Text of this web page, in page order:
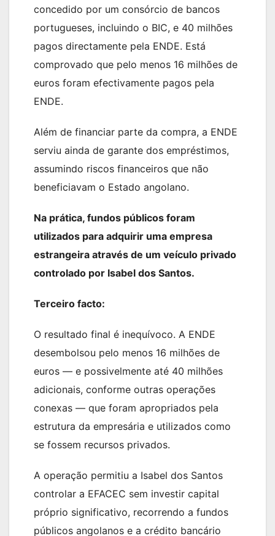
concedido por um consórcio de bancos
portugueses, incluindo o BIC, e 40 milhões
pagos directamente pela ENDE. Está
comprovado que pelo menos 16 milhões de
euros foram efectivamente pagos pela
ENDE.
Além de financiar parte da compra, a ENDE
serviu ainda de garante dos empréstimos,
assumindo riscos financeiros que não
beneficiavam o Estado angolano.
Na prática, fundos públicos foram
utilizados para adquirir uma empresa
estrangeira através de um veículo privado
controlado por Isabel dos Santos.
Terceiro facto:
O resultado final é inequívoco. A ENDE
desembolsou pelo menos 16 milhões de
euros — e possivelmente até 40 milhões
adicionais, conforme outras operações
conexas — que foram apropriados pela
estrutura da empresária e utilizados como
se fossem recursos privados.
A operação permitiu a Isabel dos Santos
controlar a EFACEC sem investir capital
próprio significativo, recorrendo a fundos
públicos angolanos e a crédito bancário